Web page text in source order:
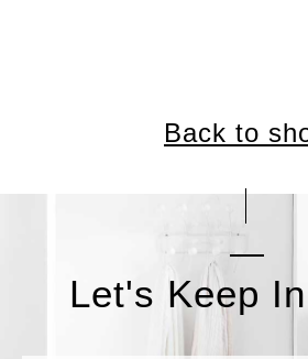
Back to
Let's Keep